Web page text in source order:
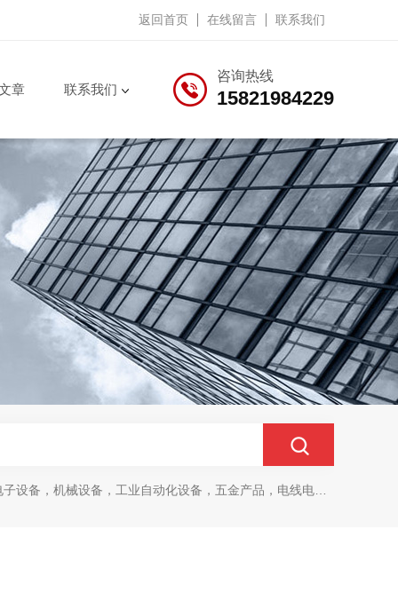
返回首页 在线留言 联系我们
咨询热线
15821984229
章 联系我们
备，机械设备，工业自动化设备，五金产品，电线电缆，金属材料，电子